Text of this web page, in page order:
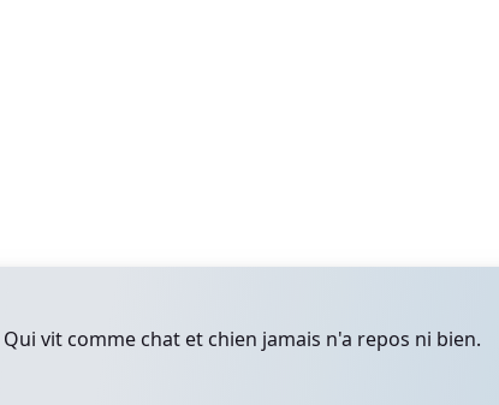
Qui vit comme chat et chien jamais n'a repos ni bien.